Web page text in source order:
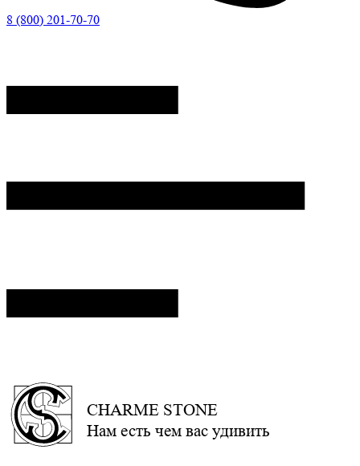
8 (800) 201-70-70
CHARME STONE
Нам есть чем вас удивить